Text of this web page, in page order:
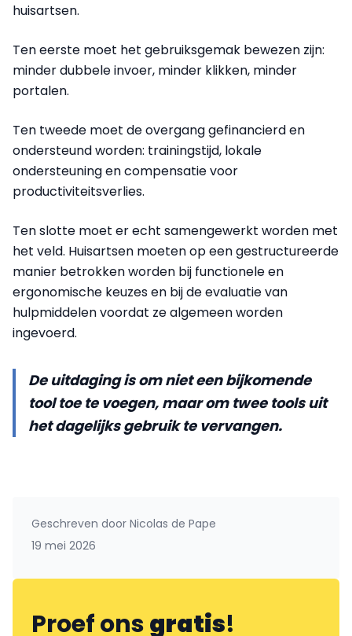
huisartsen.
Ten eerste moet het gebruiksgemak bewezen zijn:
minder dubbele invoer, minder klikken, minder
portalen.
Ten tweede moet de overgang gefinancierd en
ondersteund worden: trainingstijd, lokale
ondersteuning en compensatie voor
productiviteitsverlies.
Ten slotte moet er echt samengewerkt worden met
het veld. Huisartsen moeten op een gestructureerde
manier betrokken worden bij functionele en
ergonomische keuzes en bij de evaluatie van
hulpmiddelen voordat ze algemeen worden
ingevoerd.
De uitdaging is om niet een bijkomende
tool toe te voegen, maar om twee tools uit
het dagelijks gebruik te vervangen.
Geschreven door Nicolas de Pape
19 mei 2026
Proef onsgratis!